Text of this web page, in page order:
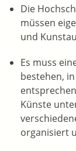
Die
müssen
und
Es muss
bestehen,
Künste
organisiert